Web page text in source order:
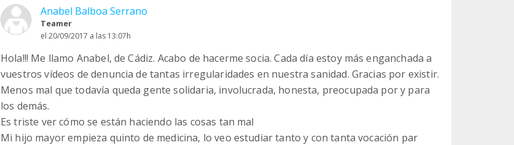
Anabel Balboa Serrano
Teamer
el 20/09/2017 a las 13:07h
Hola!!! Me llamo Anabel, de Cádiz. Acabo de hacerme socia. Cada día estoy más enganchada a
vuestros vídeos de denuncia de tantas irregularidades en nuestra sanidad. Gracias por existir.
Menos mal que todavía queda gente solidaria, involucrada, honesta, preocupada por y para
los demás.
Es triste ver cómo se están haciendo las cosas tan mal
Mi hijo mayor empieza quinto de medicina, lo veo estudiar tanto y con tanta vocación par